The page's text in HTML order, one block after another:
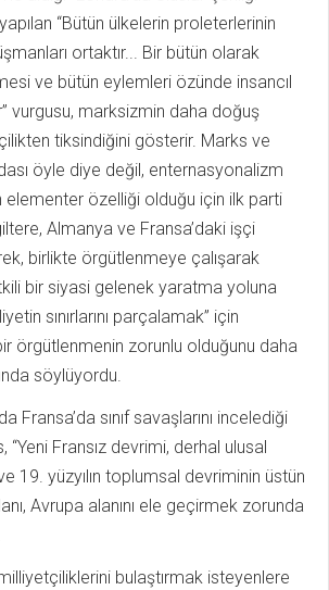
“Bütün ülkelerin proleterlerinin
ortaktır... Bir bütün olarak
ve bütün eylemleri özünde insancıl
vurgusu, marksizmin daha doğuş
tiksindiğini gösterir. Marks ve
öyle diye değil, enternasyonalizm
elementer özelliği olduğu için ilk parti
Almanya ve Fransa’daki işçi
birlikte örgütlenmeye çalışarak
bir siyasi gelenek yaratma yoluna
sınırlarını parçalamak” için
örgütlenmenin zorunlu olduğunu daha
söylüyordu.
Fransa’da sınıf savaşlarını incelediği
“Yeni Fransız devrimi, derhal ulusal
19. yüzyılın toplumsal devriminin üstün
Avrupa alanını ele geçirmek zorunda
bulaştırmak isteyenlere